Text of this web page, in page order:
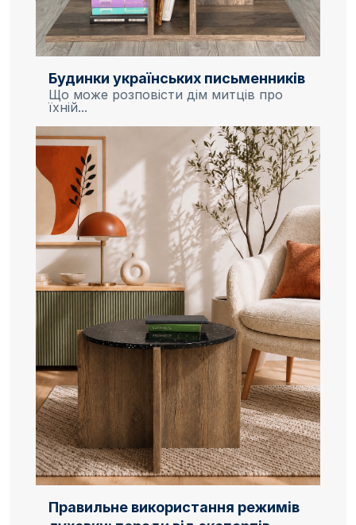
Будинки українських письменників
Що може розповісти дім митців про
їхній...
Правильне використання режимів